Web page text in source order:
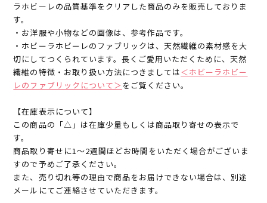
ラホビーレの品質基準をクリアした商品のみを販売しておりま
す。
・お洋服や小物などの画像は、参考作品です。
・ホビーラホビーレのファブリックは、天然繊維の素材感を大
切にしてつくられています。長くご愛用いただくために、天然
繊維の特徴・お取り扱い方法につきましては＜ホビーラホビー
レのファブリックについて＞ をご覧ください。
【在庫表示について】
この商品の「△」は在庫少量もしくは商品取り寄せの表示で
す。
商品取り寄せに1～2週間ほどお時間をいただく場合がございま
すので予めご了承ください。
また、売り切れ等の理由で商品をお届けできない場合は、別途
メールにてご連絡させていただきます。